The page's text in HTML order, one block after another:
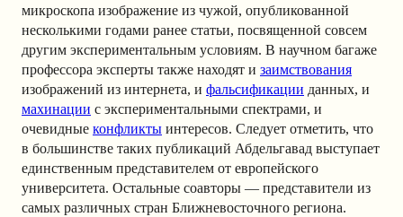
микроскопа изображение из чужой, опубликованной
несколькими годами ранее статьи, посвященной совсем
другим экспериментальным условиям. В научном багаже
профессора эксперты также находят и заимствования
изображений из интернета, и фальсификации данных, и
махинации с экспериментальными спектрами, и
очевидные конфликты интересов. Следует отметить, что
в большинстве таких публикаций Абдельгавад выступает
единственным представителем от европейского
университета. Остальные соавторы — представители из
самых различных стран Ближневосточного региона.